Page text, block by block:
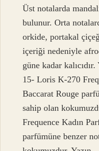
Üst notalarda
bulunur. Orta
orkide, portakal
içeriği nedeniyle
güne kadar
15- Loris K-270
Baccarat Rouge
sahip olan
Frequence Kadın
parfümüne benzer